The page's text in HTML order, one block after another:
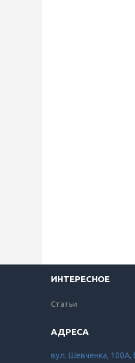
ИНТЕРЕСНОЕ
Статьи
вул. Шевченка, 100А,